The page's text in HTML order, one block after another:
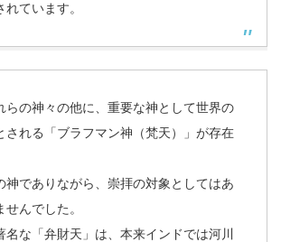
ています。
らの神々の他に、重要な神として世界の
される「ブラフマン神（梵天）」が存在
神でありながら、崇拝の対象としてはあ
んでした。
名な「弁財天」は、本来インドでは河川